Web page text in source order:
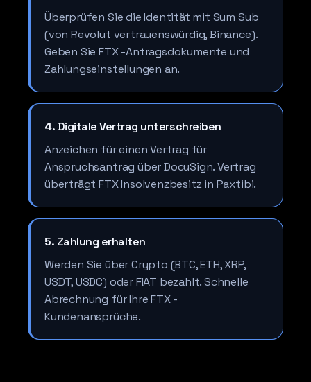
Überprüfen Sie die Identität mit Sum Sub
(von Revolut vertrauenswürdig, Binance).
Geben Sie FTX -Antragsdokumente und
Zahlungseinstellungen an.
4. Digitale Vertrag unterschreiben
Anzeichen für einen Vertrag für
Anspruchsantrag über DocuSign. Vertrag
überträgt FTX Insolvenzbesitz in Paxtibi.
5. Zahlung erhalten
Werden Sie über Crypto (BTC, ETH, XRP,
USDT, USDC) oder FIAT bezahlt. Schnelle
Abrechnung für Ihre FTX -
Kundenansprüche.